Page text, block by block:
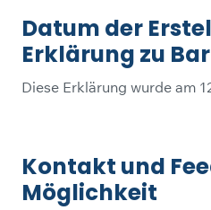
Datum der
Erklärung zu
Diese Erklärung wurde am
Kontakt und
Möglichkeit